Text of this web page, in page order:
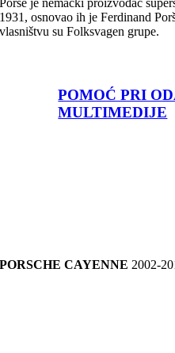
1931, osnovao ih je Ferdinand
vlasništvu su Folksvagen grupe.
POMOĆ PRI
MULTIMEDIJE
PORSCHE CAYENNE 2002-